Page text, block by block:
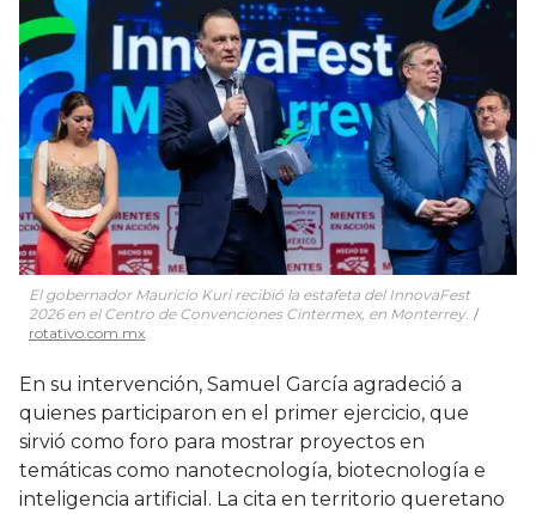
El gobernador Mauricio Kuri recibió la estafeta del InnovaFest
2026 en el Centro de Convenciones Cintermex, en Monterrey.
rotativo.com.mx
En su intervención, Samuel García agradeció a
quienes participaron en el primer ejercicio, que
sirvió como foro para mostrar proyectos en
temáticas como nanotecnología, biotecnología e
inteligencia artificial. La cita en territorio queretano